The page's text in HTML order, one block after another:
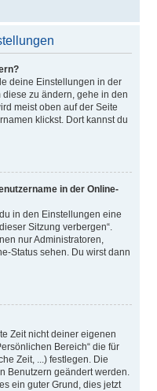
deine Einstellungen in der
zu ändern, gehe in den
meist oben auf der Seite
klickst. Dort kannst du
in der Online-
in den Einstellungen eine
Sitzung verbergen“.
nur Administratoren,
Status sehen. Du wirst dann
Zeit nicht deiner eigenen
Bereich“ die für
Zeit, ...) festlegen. Die
Benutzern geändert werden.
ein guter Grund, dies jetzt